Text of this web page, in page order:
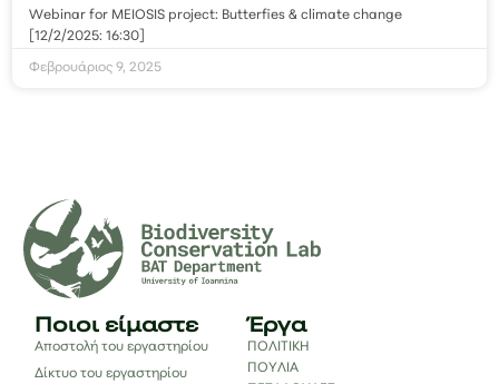
Webinar for MEIOSIS project: Butterfies & climate change
[12/2/2025: 16:30]
Φεβρουάριος 9, 2025
Ποιοι είμαστε
Αποστολή του εργαστηρίου
Δίκτυο του εργαστηρίου
Έργα
ΠΟΛΙΤΙΚΗ
ΠΟΥΛΙΑ